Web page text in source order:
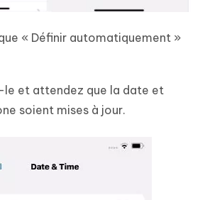
« Définir automatiquement »
le et attendez que la date et
soient mises à jour.